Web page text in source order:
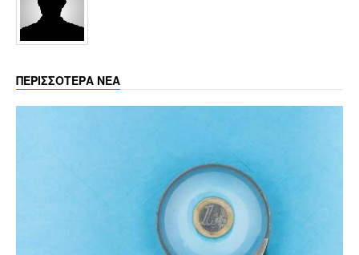
ΠΕΡΙΣΣΟΤΕΡΑ ΝΕΑ